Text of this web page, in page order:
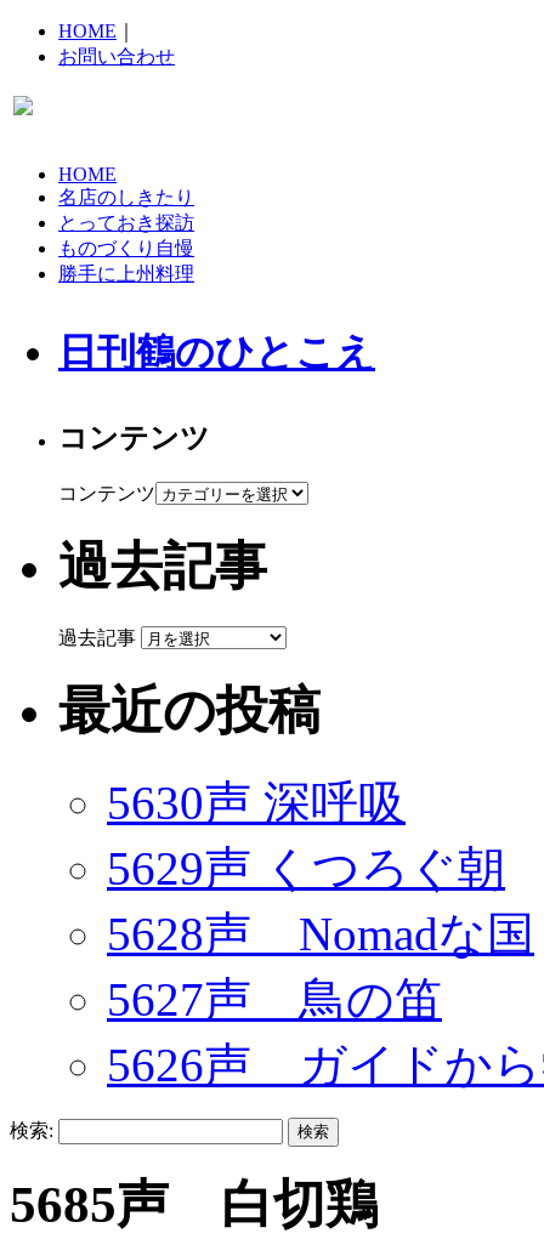
HOME
お問い合わせ
HOME
名店のしきたり
とっておき探訪
ものづくり自慢
勝手に上州料理
日刊鶴のひとこえ
コンテンツ
コンテンツ
過去記事
過去記事
最近の投稿
5630声 深呼吸
5629声 くつろぐ朝
5628声 Nomadな国
5627声 鳥の笛
5626声 ガイドか
検索:
5685声 白切鶏